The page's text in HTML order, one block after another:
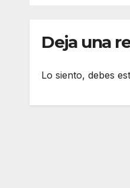
Deja una
Lo siento, debes